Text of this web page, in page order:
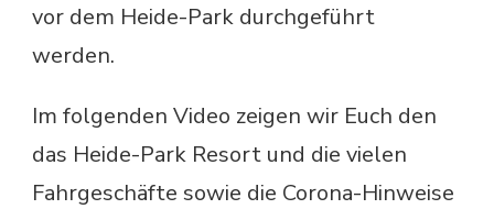
vor dem Heide-Park durchgeführt
werden.
Im folgenden Video zeigen wir Euch den
das Heide-Park Resort und die vielen
Fahrgeschäfte sowie die Corona-Hinweise